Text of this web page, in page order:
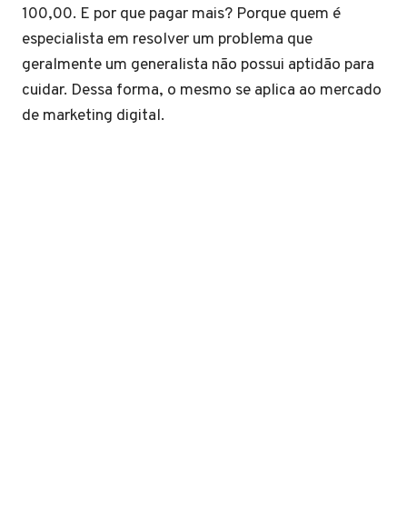
100,00. E por que pagar mais? Porque quem é
especialista em resolver um problema que
geralmente um generalista não possui aptidão para
cuidar. Dessa forma, o mesmo se aplica ao mercado
de marketing digital.